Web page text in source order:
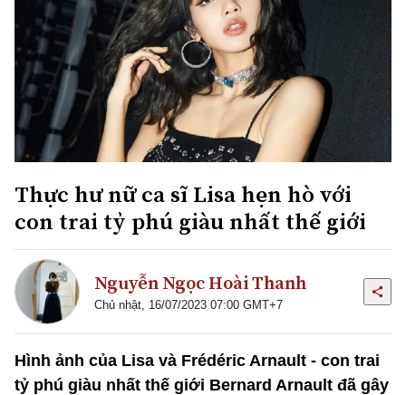
Thực hư nữ ca sĩ Lisa hẹn hò với
con trai tỷ phú giàu nhất thế giới
Nguyễn Ngọc Hoài Thanh
Chủ nhật, 16/07/2023 07:00 GMT+7
Hình ảnh của Lisa và Frédéric Arnault - con trai
tỷ phú giàu nhất thế giới Bernard Arnault đã gây